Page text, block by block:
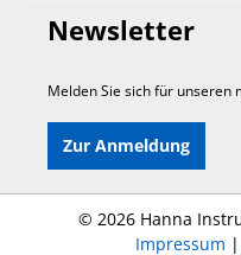
Newsletter
Melden Sie sich für unseren
Zur Anmeldung
© 2026 Hanna
Impressum |